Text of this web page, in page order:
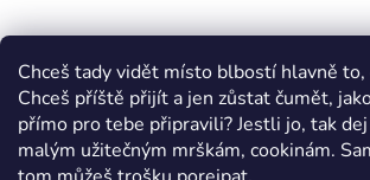
Chceš tady vidět místo blbostí hlavně to,
Chceš příště přijít a jen zůstat čumět,
přímo pro tebe připravili? Jestli jo, tak
malým užitečným mrškám, cookinám.